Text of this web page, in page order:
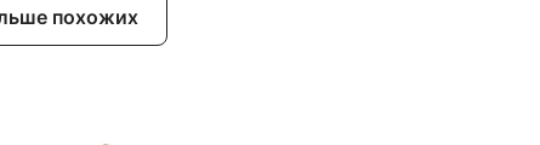
похожих